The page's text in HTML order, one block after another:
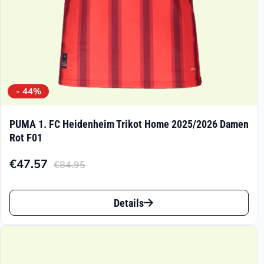
- 44%
PUMA 1. FC Heidenheim Trikot Home 2025/2026 Damen
Rot F01
€84.95
Ursprünglicher
Preis
€84.95
€47.57
Aktueller
Preis
€47.57.
Dieses
Produkt
Details